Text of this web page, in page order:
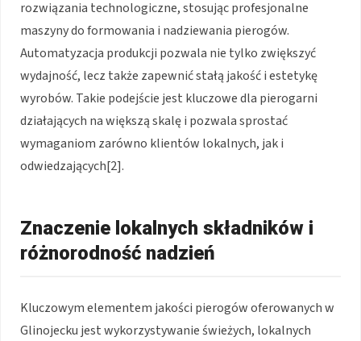
rozwiązania technologiczne, stosując profesjonalne
maszyny do formowania i nadziewania pierogów.
Automatyzacja produkcji pozwala nie tylko zwiększyć
wydajność, lecz także zapewnić stałą jakość i estetykę
wyrobów. Takie podejście jest kluczowe dla pierogarni
działających na większą skalę i pozwala sprostać
wymaganiom zarówno klientów lokalnych, jak i
odwiedzających[2].
Znaczenie lokalnych składników i
różnorodność nadzień
Kluczowym elementem jakości pierogów oferowanych w
Glinojecku jest wykorzystywanie świeżych, lokalnych